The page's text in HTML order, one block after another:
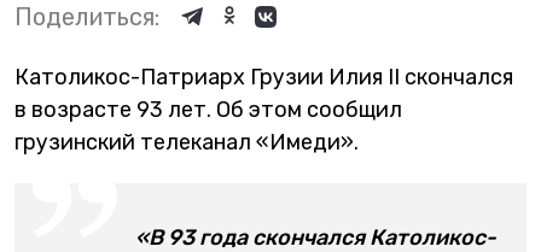
Поделиться:
Католикос-Патриарх Грузии Илия II скончался
в возрасте 93 лет. Об этом сообщил
грузинский телеканал «Имеди».
«В 93 года скончался Католикос-